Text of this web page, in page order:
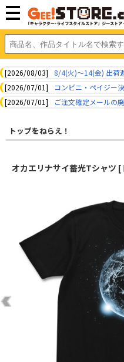
[2026/08/03]
8/4(火)～14(金) 出荷
[2026/07/01]
コンビニ・ペイジー
[2026/07/01]
ご注文確定メールの
トップをねらえ！
オカエリナサイ蓄光Tシャツ